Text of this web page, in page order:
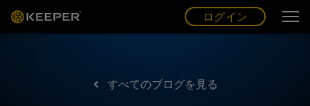
グ (JP)
ログイン
すべてのブログを見る